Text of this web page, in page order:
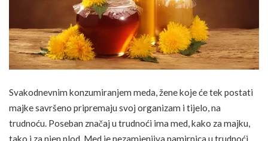
Svakodnevnim konzumiranjem meda, žene koje će tek postati
majke savršeno pripremaju svoj organizam i tijelo, na
trudnoću. Poseban značaj u trudnoći ima med, kako za majku,
tako i za njen plod. Med je nezamjenjiva namirnica u trudnoći